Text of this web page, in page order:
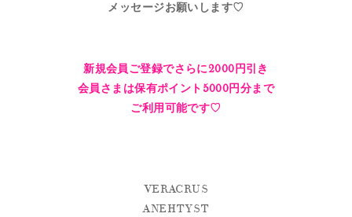
メッセージお願いします♡
新規会員ご登録でさらに2000円引き
会員さまは保有ポイント5000円分まで
ご利用可能です♡
VERACRUS
ANEHTYST